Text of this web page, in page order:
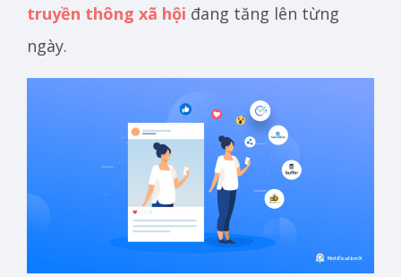
truyền thông xã hội đang tăng lên từng
ngày.